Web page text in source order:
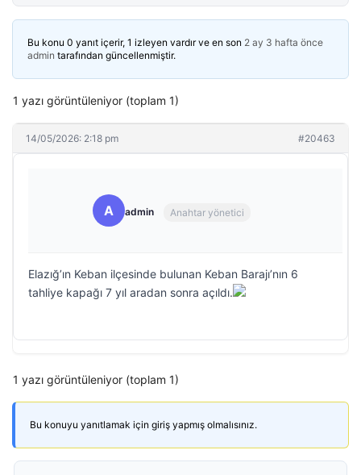
Bu konu 0 yanıt içerir, 1 izleyen vardır ve en son 2 ay 3 hafta önce
admin tarafından güncellenmiştir.
1 yazı görüntüleniyor (toplam 1)
14/05/2026: 2:18 pm #20463
A admin Anahtar yönetici
Elazığ’ın Keban ilçesinde bulunan Keban Barajı’nın 6
tahliye kapağı 7 yıl aradan sonra açıldı.
1 yazı görüntüleniyor (toplam 1)
Bu konuyu yanıtlamak için giriş yapmış olmalısınız.